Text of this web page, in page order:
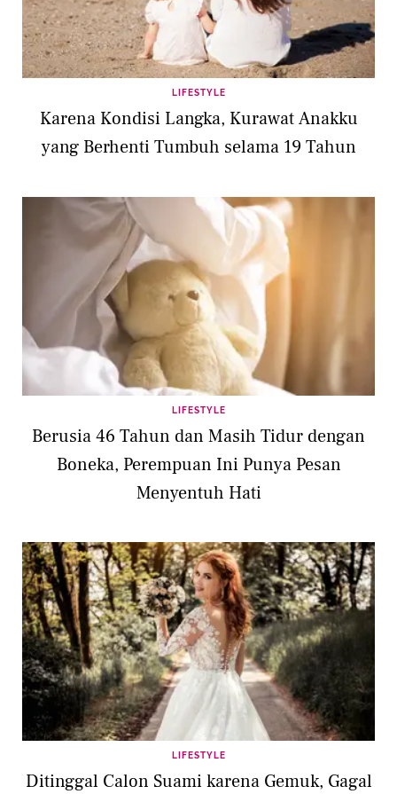
LIFESTYLE
Karena Kondisi Langka, Kurawat Anakku
yang Berhenti Tumbuh selama 19 Tahun
LIFESTYLE
Berusia 46 Tahun dan Masih Tidur dengan
Boneka, Perempuan Ini Punya Pesan
Menyentuh Hati
LIFESTYLE
Ditinggal Calon Suami karena Gemuk, Gagal